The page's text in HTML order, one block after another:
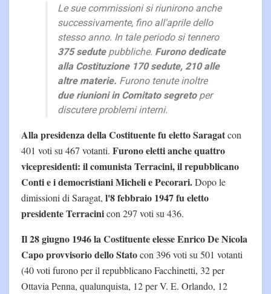
Le sue commissioni si riunirono anche
successivamente, fino all'aprile dello
stesso anno. In tale periodo si tennero
375 sedutepubbliche. Furono dedicate
alla Costituzione 170 sedute, 210 alle
altre materie. Furono tenute inoltre
due riunioni in Comitato segretoper
discutere problemi interni.
Alla presidenza della Costituente fu eletto Saragatcon
401 voti su 467 votanti. Furono eletti anche quattro
vicepresidenti: il comunista Terracini, il repubblicano
Conti e i democristiani Micheli e Pecorari.Dopo le
dimissioni di Saragat, l'8 febbraio 1947 fu eletto
presidente Terracinicon 297 voti su 436.
Il 28 giugno 1946 la Costituente elesse Enrico De Nicola
Capo provvisorio dello Statocon 396 voti su 501 votanti
(40 voti furono per il repubblicano Facchinetti, 32 per
Ottavia Penna, qualunquista, 12 per V. E. Orlando, 12